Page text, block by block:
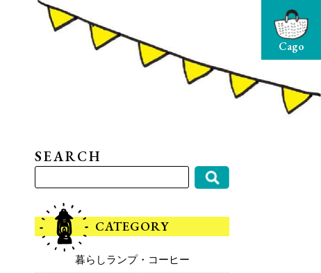
Cago
SEARCH
CATEGORY
暮らしランプ・コーヒー